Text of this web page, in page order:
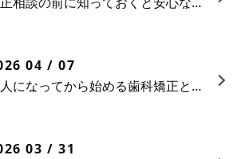
04 / 07
大人になってから始める歯科矯正という選択
03 / 31